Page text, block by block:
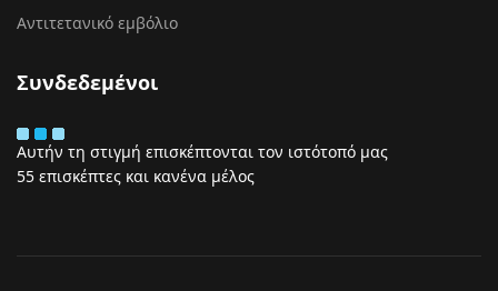
Αντιτετανικό εμβόλιο
Συνδεδεμένοι
Αυτήν τη στιγμή επισκέπτονται τον ιστότοπό μας
55 επισκέπτες και κανένα μέλος